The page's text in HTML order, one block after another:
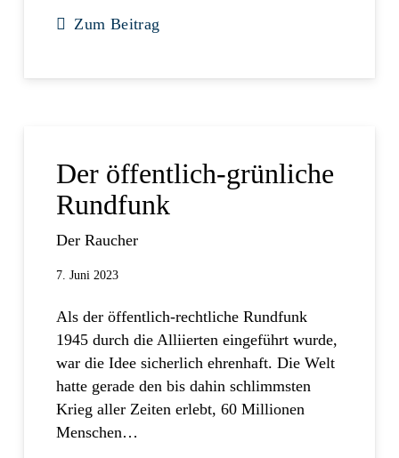
Zum Beitrag
Der öffentlich-grünliche
Rundfunk
Der Raucher
7. Juni 2023
Als der öffentlich-rechtliche Rundfunk
1945 durch die Alliierten eingeführt wurde,
war die Idee sicherlich ehrenhaft. Die Welt
hatte gerade den bis dahin schlimmsten
Krieg aller Zeiten erlebt, 60 Millionen
Menschen…